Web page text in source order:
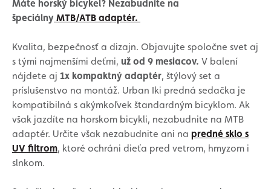
Máte horský bicykel? Nezabudnite na
špeciálny MTB/ATB adaptér.
Kvalita, bezpečnosť a dizajn. Objavujte spoločne svet aj
s tými najmenšími deťmi, už od 9 mesiacov. V balení
nájdete aj 1x kompaktný adaptér, štýlový set a
príslušenstvo na montáž. Urban Iki predná sedačka je
kompatibilná s akýmkoľvek štandardným bicyklom. Ak
však jazdíte na horskom bicykli, nezabudnite na MTB
adaptér. Určite však nezabudnite ani na predné sklo s
UV filtrom, ktoré ochráni dieťa pred vetrom, hmyzom i
slnkom.